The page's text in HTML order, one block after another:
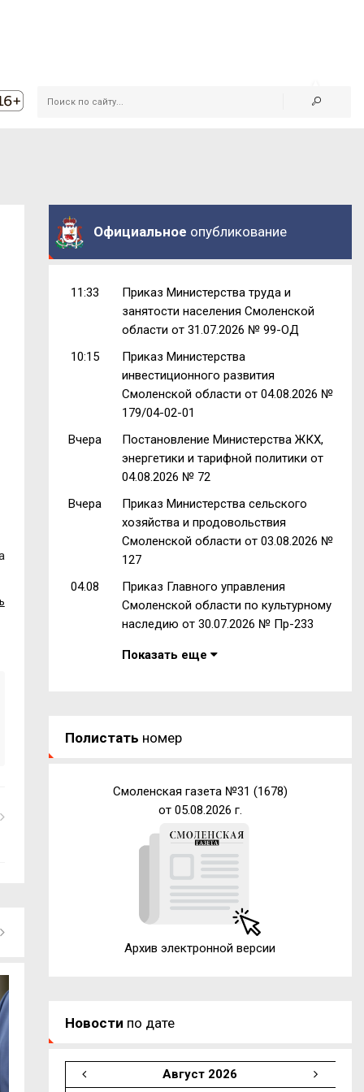
Официальное опубликование
11:33
Приказ Министерства труда и
занятости населения Смоленской
области от 31.07.2026 № 99-ОД
10:15
Приказ Министерства
инвестиционного развития
Смоленской области от 04.08.2026 №
179/04-02-01
Вчера
Постановление Министерства ЖКХ,
энергетики и тарифной политики от
04.08.2026 № 72
Вчера
Приказ Министерства сельского
хозяйства и продовольствия
Смоленской области от 03.08.2026 №
127
04.08
Приказ Главного управления
Смоленской области по культурному
наследию от 30.07.2026 № Пр-233
Показать еще
Полистать номер
Смоленская газета №31 (1678)
от 05.08.2026 г.
Архив электронной версии
Новости по дате
Август 2026